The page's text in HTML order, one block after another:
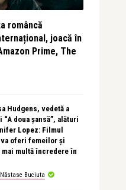
româncă
joacă în
Prime, The
Hudgens, vedetă a
doua șansă”, alături
Lopez: Filmul
va oferi femeilor și
multă încredere în
Buciuta